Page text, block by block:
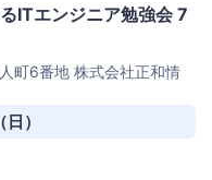
ITエンジニア勉強会 7
町6番地 株式会社正和情
）